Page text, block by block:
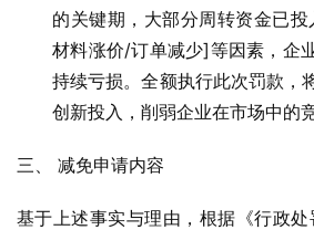
的关键期，大部分周转资金已
材料涨价/订单减少]等因素，企
持续亏损。全额执行此次罚款，
创新投入，削弱企业在市场中的竞
三、 减免申请内容
基于上述事实与理由，根据《行政处